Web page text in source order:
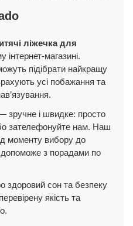
ліжечка для
магазині.
підібрати найкращу
усі побажання та
і швидке: просто
зателефонуйте нам. Наш
моменту вибору до
допоможе з порадами по
здоровий сон та безпеку
якість та